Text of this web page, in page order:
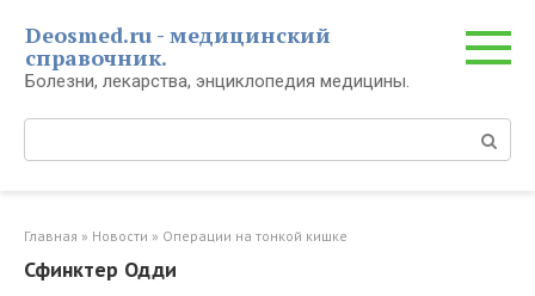
контенту
Deosmed.ru - медицинский
справочник.
Болезни, лекарства, энциклопедия медицины.
Главная » Новости » Операции на тонкой кишке
Сфинктер Одди